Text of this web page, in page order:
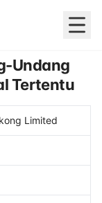
Undang
Tertentu
Limited